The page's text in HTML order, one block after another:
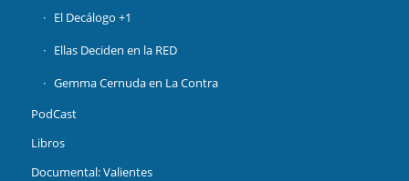
El Decálogo +1
Ellas Deciden en la RED
Gemma Cernuda en La Contra
PodCast
Libros
Documental: Valientes